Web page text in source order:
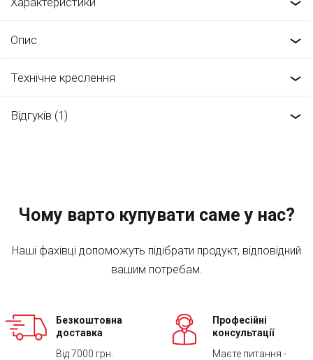
Опис
Технічне креслення
Відгуків (1)
Чому варто купувати саме у нас?
Наші фахівці допоможуть підібрати продукт, відповідний
вашим потребам.
Безкоштовна
доставка
Від 7000 грн.
Професійні
консультації
Маєте питання -